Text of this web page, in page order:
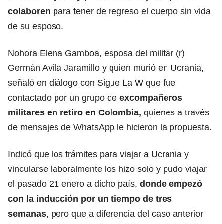
colaboren para tener de regreso el cuerpo sin vida
de su esposo.
Nohora Elena Gamboa, esposa del militar (r)
Germán Avila Jaramillo y quien murió en Ucrania,
señaló en diálogo con Sigue La W que fue
contactado por un grupo de excompañeros
militares en retiro en Colombia, quienes a través
de mensajes de WhatsApp le hicieron la propuesta.
Indicó que los trámites para viajar a Ucrania y
vincularse laboralmente los hizo solo y pudo viajar
el pasado 21 enero a dicho país, donde empezó
con la inducción por un tiempo de tres
semanas, pero que a diferencia del caso anterior